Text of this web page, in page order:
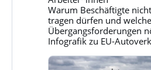
Bluesky
ansehen
Warum Beschäftigte
tragen dürfen und welche
Übergangsforderungen
Infografik zu EU-